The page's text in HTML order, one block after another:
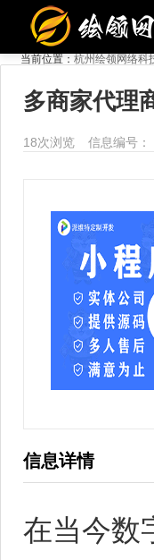
当前位置： 杭州绘领网络科
多商家代理
18次浏览 信息编号：
信息详情
在当今数